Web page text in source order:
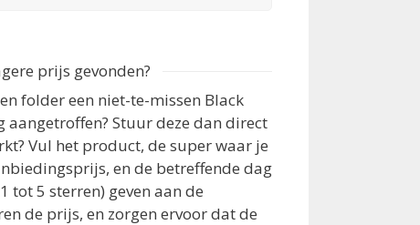
prijs gevonden?
folder een niet-te-missen Black
aangetroffen? Stuur deze dan direct
Vul het product, de super waar je
en de betreffende dag
tot 5 sterren) geven aan de
de prijs, en zorgen ervoor dat de